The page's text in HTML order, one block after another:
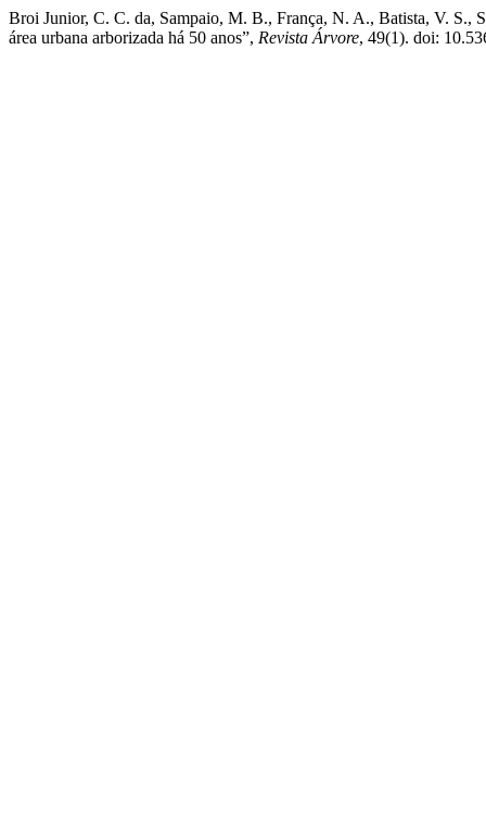
Broi Junior, C. C. da, Sampaio, M. B., França, N. A., Batista, V. S.,
área urbana arborizada há 50 anos”, Revista Árvore, 49(1). doi: